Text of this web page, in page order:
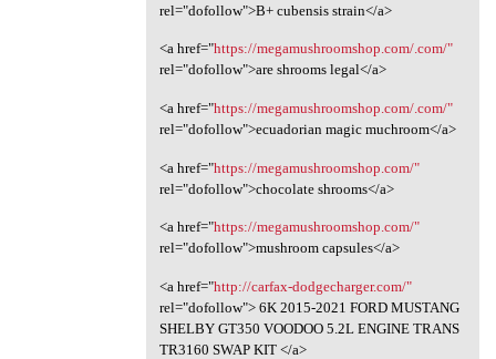
rel="dofollow">B+ cubensis strain</a>
<a href="https://megamushroomshop.com/.com/"
rel="dofollow">are shrooms legal</a>
<a href="https://megamushroomshop.com/.com/"
rel="dofollow">ecuadorian magic muchroom</a>
<a href="https://megamushroomshop.com/"
rel="dofollow">chocolate shrooms</a>
<a href="https://megamushroomshop.com/"
rel="dofollow">mushroom capsules</a>
<a href="http://carfax-dodgecharger.com/"
rel="dofollow"> 6K 2015-2021 FORD MUSTANG
SHELBY GT350 VOODOO 5.2L ENGINE TRANS
TR3160 SWAP KIT </a>